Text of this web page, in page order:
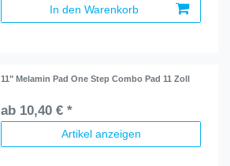
In den Warenkorb
11" Melamin Pad One Step Combo Pad 11 Zoll
ab 10,40 € *
Artikel anzeigen